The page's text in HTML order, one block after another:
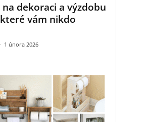
dekoraci a výzdobu
vám nikdo
1 února 2026